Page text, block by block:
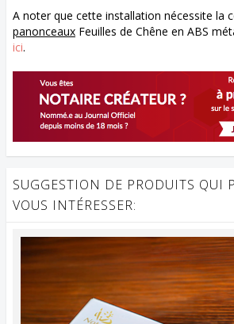
A noter que cette installation nécessite la
panonceaux Feuilles de Chêne en ABS
ici.
SUGGESTION DE PRODUITS QUI
VOUS INTÉRESSER: